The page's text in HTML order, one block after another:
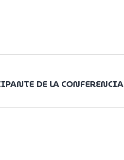
DE LA CONFERENCIA